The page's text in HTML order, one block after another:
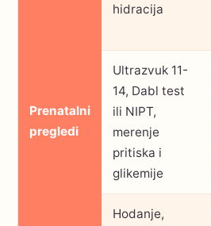
hidracija
Prenatalni
pregledi
Ultrazvuk 11-
14, Dabl test
ili NIPT,
merenje
pritiska i
glikemije
Hodanje,